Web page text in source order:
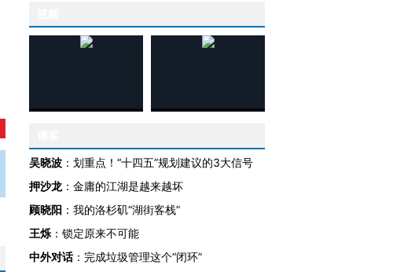
吴晓波 ： 划重点！“十四五”规划建议的3大信号
押沙龙 ： 金庸的江湖是越来越坏
顾晓阳 ： 我的洛杉矶“湖街客栈”
王烁 ： 锁定原来不可能
中外对话： 完成垃圾管理这个“闭环”